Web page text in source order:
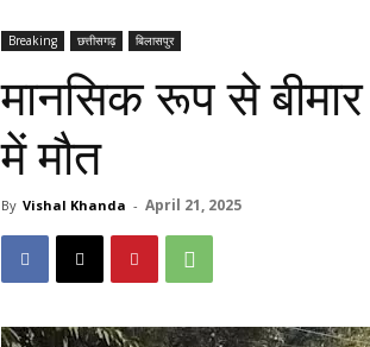
Breaking छत्तीसगढ़ बिलासपुर
मानसिक रूप से
में मौत
By Vishal Khanda - April 21, 2025